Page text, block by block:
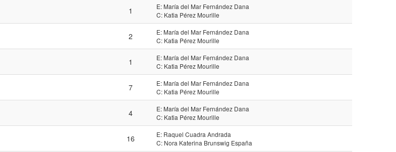
1
E: María del Mar Fernández Dana
C: Katia Pérez Mourille
2
E: María del Mar Fernández Dana
C: Katia Pérez Mourille
1
E: María del Mar Fernández Dana
C: Katia Pérez Mourille
7
E: María del Mar Fernández Dana
C: Katia Pérez Mourille
4
E: María del Mar Fernández Dana
C: Katia Pérez Mourille
16
E: Raquel Cuadra Andrada
C: Nora Katerina Brunswig España